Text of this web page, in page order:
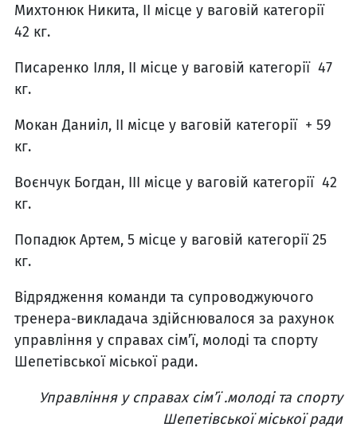
Михтонюк Никита, ІІ місце у ваговій категорії
42 кг.
Писаренко Ілля, ІІ місце у ваговій категорії 47
кг.
Мокан Даниіл, ІІ місце у ваговій категорії + 59
кг.
Воєнчук Богдан, ІІІ місце у ваговій категорії 42
кг.
Попадюк Артем, 5 місце у ваговій категорії 25
кг.
Відрядження команди та супроводжуючого
тренера-викладача здійснювалося за рахунок
управління у справах сім’ї, молоді та спорту
Шепетівської міської ради.
Управління у справах сім’ї .молоді та спорту
Шепетівської міської ради